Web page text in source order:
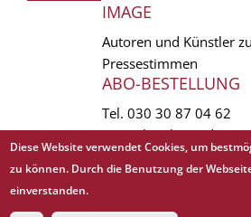
IMAGE
Autoren und Künstler
Pressestimmen
ABO-BESTELLUNG
Tel. 030 30 87 04 62
vertrieb(at)lettre.de
Copyright © 1988 - 2026 Lettre International.
EXTRA
Diese Website verwendet Cookies, um
zu können. Durch die Benutzung der
einverstanden.